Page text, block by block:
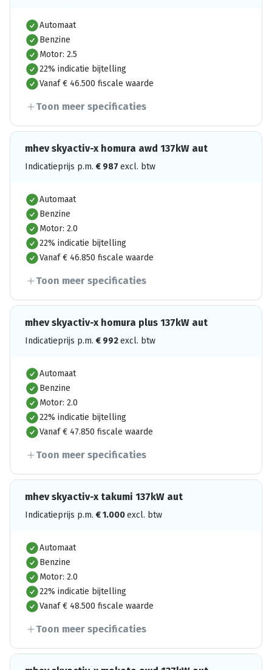
Automaat
Benzine
Motor: 2.5
22% indicatie bijtelling
Vanaf € 46.500 fiscale waarde
Toon meer specificaties
mhev skyactiv-x homura awd 137kW aut
Indicatieprijs p.m. € 987 excl. btw
Automaat
Benzine
Motor: 2.0
22% indicatie bijtelling
Vanaf € 46.850 fiscale waarde
Toon meer specificaties
mhev skyactiv-x homura plus 137kW aut
Indicatieprijs p.m. € 992excl. btw
Automaat
Benzine
Motor: 2.0
22% indicatie bijtelling
Vanaf € 47.850 fiscale waarde
Toon meer specificaties
mhev skyactiv-x takumi 137kW aut
Indicatieprijs p.m. €1.000excl. btw
Automaat
Benzine
Motor: 2.0
22% indicatie bijtelling
Vanaf € 48.500 fiscale waarde
Toon meer specificaties